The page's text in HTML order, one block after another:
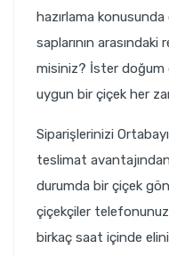
hazırlama
saplarının
misiniz? İster doğum
uygun bir çiçek her
Siparişlerinizi
teslimat
durumda bir çiçek
çiçekçiler
birkaç saat içinde